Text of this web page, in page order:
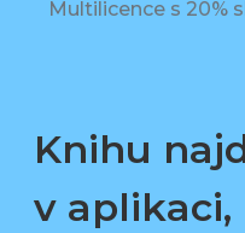
Multilicence s 20%
Knihu
v aplikaci,